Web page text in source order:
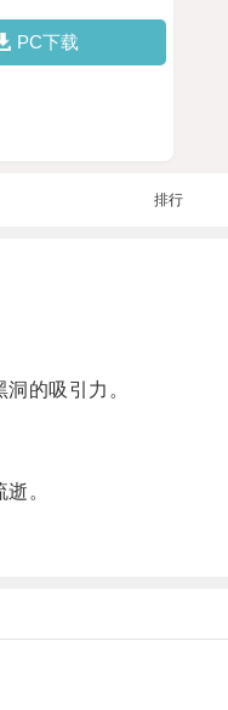
PC下载
排行
的吸引力。
。